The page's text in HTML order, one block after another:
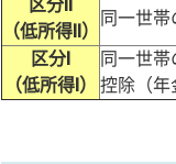
区分II
（低所得II）
同一世帯
区分I
（低所得I）
同一世
控除（